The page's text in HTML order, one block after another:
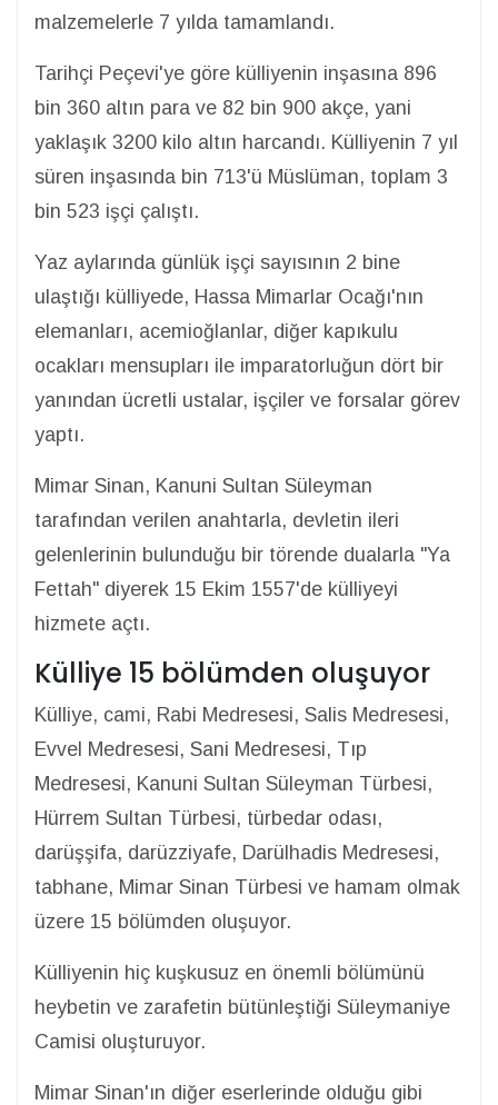
malzemelerle 7 yılda tamamlandı.
Tarihçi Peçevi'ye göre külliyenin inşasına 896
bin 360 altın para ve 82 bin 900 akçe, yani
yaklaşık 3200 kilo altın harcandı. Külliyenin 7 yıl
süren inşasında bin 713'ü Müslüman, toplam 3
bin 523 işçi çalıştı.
Yaz aylarında günlük işçi sayısının 2 bine
ulaştığı külliyede, Hassa Mimarlar Ocağı'nın
elemanları, acemioğlanlar, diğer kapıkulu
ocakları mensupları ile imparatorluğun dört bir
yanından ücretli ustalar, işçiler ve forsalar görev
yaptı.
Mimar Sinan, Kanuni Sultan Süleyman
tarafından verilen anahtarla, devletin ileri
gelenlerinin bulunduğu bir törende dualarla "Ya
Fettah" diyerek 15 Ekim 1557'de külliyeyi
hizmete açtı.
Külliye 15 bölümden oluşuyor
Külliye, cami, Rabi Medresesi, Salis Medresesi,
Evvel Medresesi, Sani Medresesi, Tıp
Medresesi, Kanuni Sultan Süleyman Türbesi,
Hürrem Sultan Türbesi, türbedar odası,
darüşşifa, darüzziyafe, Darülhadis Medresesi,
tabhane, Mimar Sinan Türbesi ve hamam olmak
üzere 15 bölümden oluşuyor.
Külliyenin hiç kuşkusuz en önemli bölümünü
heybetin ve zarafetin bütünleştiği Süleymaniye
Camisi oluşturuyor.
Mimar Sinan'ın diğer eserlerinde olduğu gibi